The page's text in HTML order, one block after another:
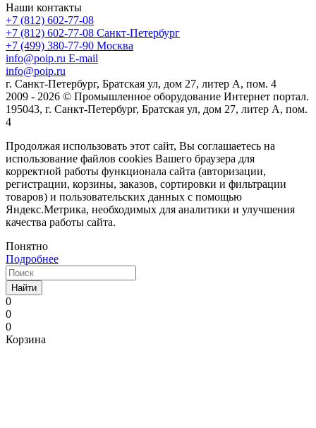
Наши контакты
+7 (812) 602-77-08
+7 (812) 602-77-08 Санкт-Петербург
+7 (499) 380-77-90 Москва
info@poip.ru E-mail
info@poip.ru
г. Санкт-Петербург, Братская ул, дом 27, литер А, пом. 4
2009 - 2026 © Промышленное оборудование Интернет портал.
195043, г. Санкт-Петербург, Братская ул, дом 27, литер А, пом.
4
Продолжая использовать этот сайт, Вы соглашаетесь на
использование файлов cookies Вашего браузера для
корректной работы функционала сайта (авторизации,
регистрации, корзины, заказов, сортировки и фильтрации
товаров) и пользовательских данных с помощью
Яндекс.Метрика, необходимых для аналитики и улучшения
качества работы сайта.
Понятно
Подробнее
Найти
0
0
0
Корзина